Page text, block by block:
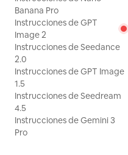
propuesta
plano de
de iluminación y
combinación de
ultra realistas y
alta gama: las
estampado, las
cartón, los
elegante, calidad
tipografía debe
legible, con el
degradado de
de apoyo en
Restricciones:
limpia y lista
logotipos, sin
ょう — 少々.
ilustraciones en la
caja: pimientos
cortada por la
Bloque de
cinta verde "下準
explicativo: "じゃ
Banana Pro
Instrucciones de GPT
Image 2
Instrucciones de Seedance
2.0
Instrucciones de GPT Image
1.5
Instrucciones de Seedream
4.5
Instrucciones de Gemini 3
Pro